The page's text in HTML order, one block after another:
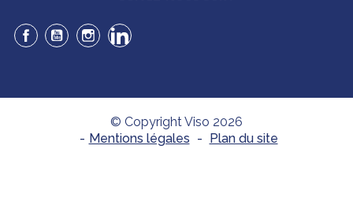
Facebook
YouTubeInstagramLinkedIn
© Copyright Viso 2026
- Mentions légales - Plan du site